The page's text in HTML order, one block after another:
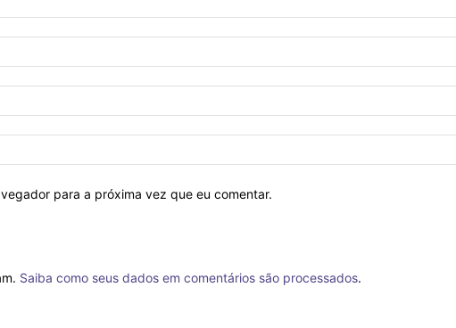
para a próxima vez que eu comentar.
Saiba como seus dados em comentários são processados.